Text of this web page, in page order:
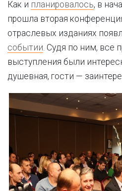
Как и планировалось, в
прошла вторая
отраслевых изданиях
событии. Судя по ним, все
выступления были
душевная, гости —